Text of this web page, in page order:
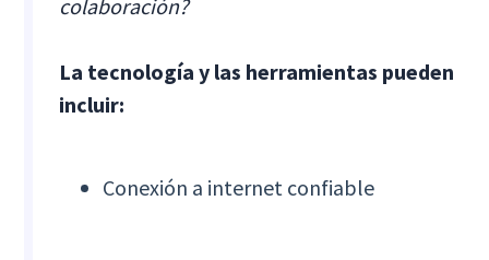
colaboración?
La tecnología y las herramientas pueden
incluir:
Conexión a internet confiable